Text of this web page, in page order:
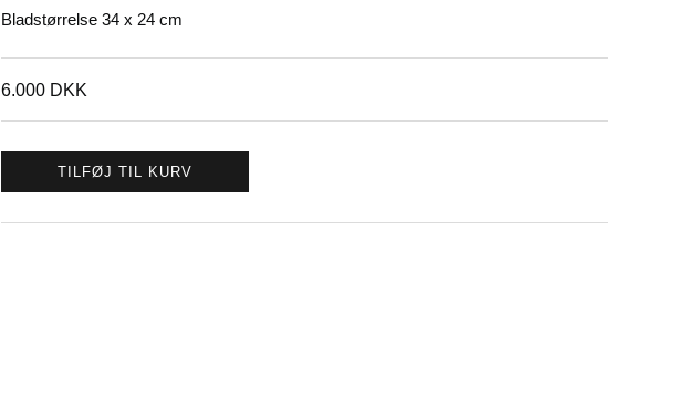
Bladstørrelse 34 x 24 cm
6.000 DKK
TILFØJ TIL KURV